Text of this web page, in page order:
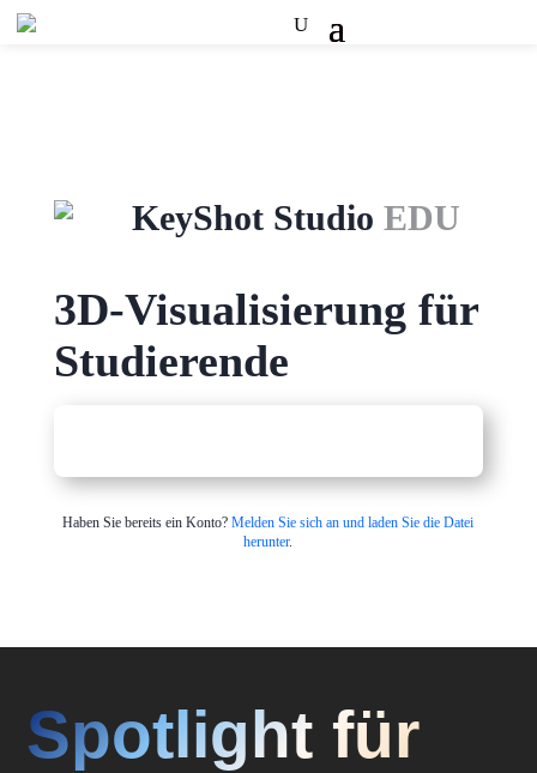
KeyShot Studio EDU
3D-Visualisierung für
Studierende
Haben Sie bereits ein Konto?Melden Sie sich an und laden Sie die Datei
herunter.
Spotlight für